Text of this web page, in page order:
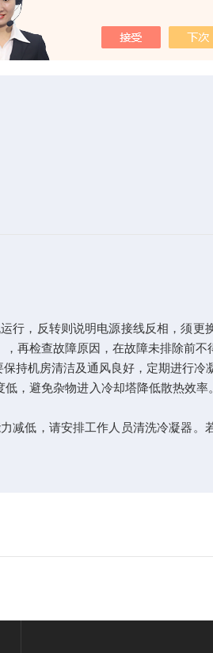
，反转则说明电源接线反相，须更
再检查故障原因，在故障未排除前
持机房清洁及通风良好，定期进行冷
，避免杂物进入冷却塔降低散热效
低，请安排工作人员清洗冷凝器